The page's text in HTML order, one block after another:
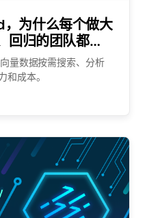
为什么每个做大
回归的团队都需
量数据按需搜索、分析
和成本。